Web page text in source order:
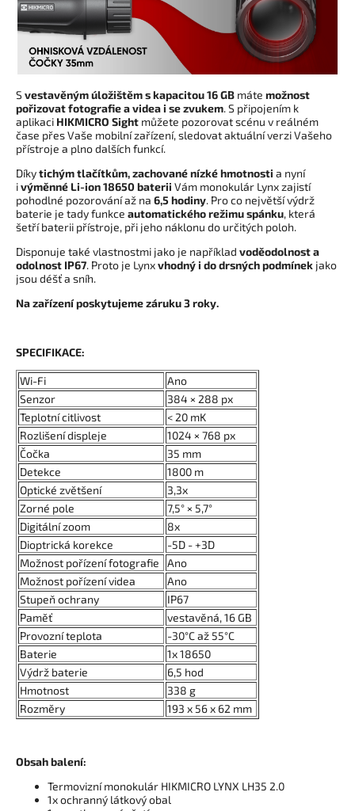
Svestavěnýmúložištěm s kapacitou 16 GB máte možnost
pořizovat fotografie a videa i se zvukem. S připojením k
aplikaci HIKMICRO Sight můžete pozorovat scénu v reálném
čase přes Vaše mobilní zařízení, sledovat aktuální verzi Vašeho
přístroje a plno dalších funkcí.
Díkytichým tlačítkům, zachované nízké hmotnosti a nyní
ivýměnné Li-ion 18650 baterii Vám monokulár Lynx zajistí
pohodlné pozorování až na 6,5 hodiny. Pro co největší výdrž
baterie je tady funkce automatického režimu spánku, která
šetří baterii přístroje, při jeho náklonu do určitých poloh.
Disponuje také vlastnostmi jako je například voděodolnost a
odolnost IP67. Proto je Lynxvhodný i do drsných podmínek jako
jsou déšť a sníh.
Na zařízení poskytujeme záruku 3 roky.
SPECIFIKACE:
Wi-Fi
Ano
Senzor
384 × 288 px
Teplotní citlivost
< 20 mK
Rozlišení displeje
1024 × 768 px
Čočka
35 mm
Detekce
1800 m
Optické zvětšení
3,3x
Zorné pole
7,5° × 5,7°
Digitální zoom
8x
Dioptrická korekce
-5D - +3D
Možnost pořízení fotografie
Ano
Možnost pořízení videa
Ano
Stupeň ochrany
IP67
Paměť
vestavěná, 16 GB
Provozní teplota
-30°C až 55°C
Baterie
1x 18650
Výdrž baterie
6,5 hod
Hmotnost
338 g
Rozměry
193 x 56 x 62 mm
Obsah balení:
Termovizní monokulár HIKMICRO LYNX LH35 2.0
1x ochranný látkový obal